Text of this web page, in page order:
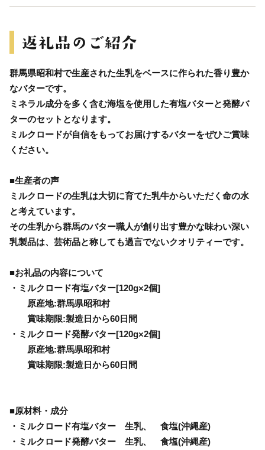
群馬県昭和村で生産された生乳をベースに作られた香り豊か
なバターです。
ミネラル成分を多く含む海塩を使用した有塩バターと発酵バ
ターのセットとなります。
ミルクロードが自信をもってお届けするバターをぜひご賞味
ください。
■生産者の声
ミルクロードの生乳は大切に育てた乳牛からいただく命の水
と考えています。
その生乳から群馬のバター職人が創り出す豊かな味わい深い
乳製品は、芸術品と称しても過言でないクオリティーです。
■お礼品の内容について
・ミルクロード有塩バター[120g×2個]
原産地:群馬県昭和村
賞味期限:製造日から60日間
・ミルクロード発酵バター[120g×2個]
原産地:群馬県昭和村
賞味期限:製造日から60日間
■原材料・成分
・ミルクロード有塩バター 生乳、 食塩(沖縄産)
・ミルクロード発酵バター 生乳、 食塩(沖縄産)